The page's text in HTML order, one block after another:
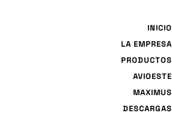
INICIO
LA EMPRESA
PRODUCTOS
AVIOESTE
MAXIMUS
DESCARGAS